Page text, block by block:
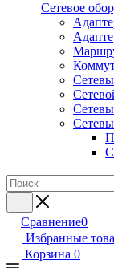
Сетевое
Сравнение0
Избранные
Корзина 0